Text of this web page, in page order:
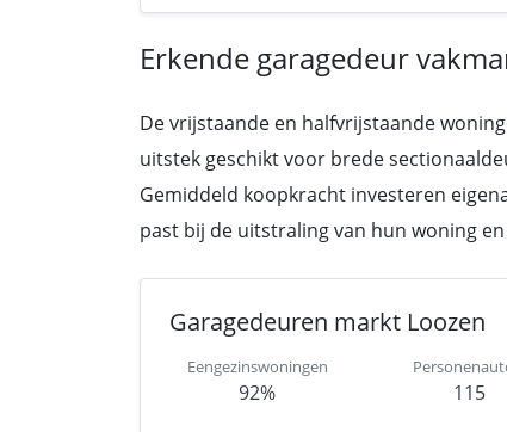
Erkende garagedeur
De vrijstaande en halfvrijstaande
uitstek geschikt voor brede
Gemiddeld koopkracht investeren
past bij de uitstraling van hun woning
Garagedeuren markt Loozen
Eengezinswoningen
92% 115